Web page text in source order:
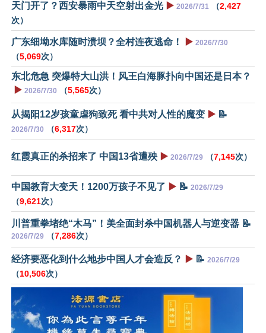
天门开了？西安暴雨中天空射出金光 ▶️ 2026/7/31 （2,427
次）
广东细坳水库随时溃坝？全村连夜逃命！ ▶️ 2026/7/30
（5,069次）
东北危急 突爆特大山洪！风王白海豚扑向中国还是日本？
▶️ 2026/7/30 （5,565次）
从揭阳12岁孩童虐狗致死 看中共对人性的魔变 ▶️ 📝
2026/7/30 （6,317次）
红霞真正的杀招来了 中国13省遭殃 ▶️ 2026/7/29 （7,145次）
中国教育大变天！1200万孩子不见了 ▶️ 📝 2026/7/29
（9,621次）
川普重拳堵绝“木马”！美全面封杀中国机器人与逆变器 📝
2026/7/29 （7,286次）
经济要恶化到什么地步中国人才会造反？ ▶️ 📝 2026/7/29
（10,506次）